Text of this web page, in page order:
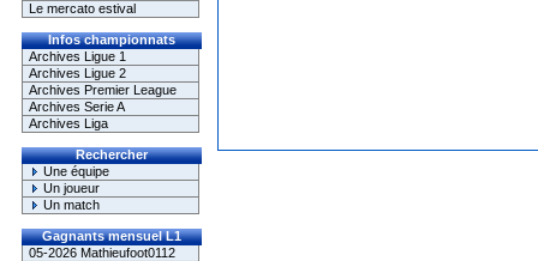
Le mercato estival
Infos championnats
Archives Ligue 1
Archives Ligue 2
Archives Premier League
Archives Serie A
Archives Liga
Rechercher
Une équipe
Un joueur
Un match
Gagnants mensuel L1
05-2026 Mathieufoot0112